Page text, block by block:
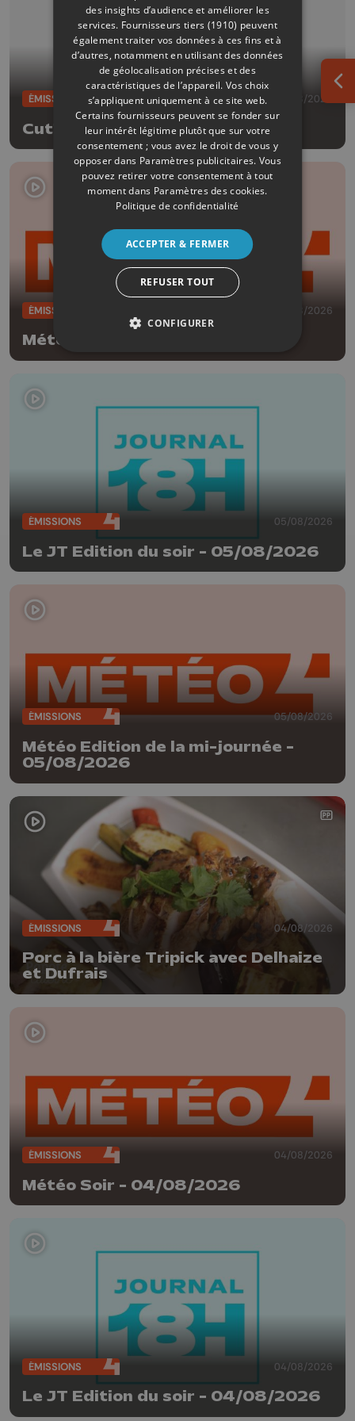
ÉMISSIONS 05/08/2026
Cut!
ÉMISSIONS 05/08/2026
Météo Soir - 05/08/2026
ÉMISSIONS 05/08/2026
Le JT Edition du soir - 05/08/2026
ÉMISSIONS 05/08/2026
Météo Edition de la mi-journée -
05/08/2026
ÉMISSIONS 04/08/2026
Porc à la bière Tripick avec Delhaize
et Dufrais
ÉMISSIONS 04/08/2026
Météo Soir - 04/08/2026
ÉMISSIONS 04/08/2026
Le JT Edition du soir - 04/08/2026
des insights d’audience et améliorer les
services. Fournisseurs tiers (1910) peuvent
également traiter vos données à ces fins et à
d’autres, notamment en utilisant des données
de géolocalisation précises et des
caractéristiques de l’appareil. Vos choix
s’appliquent uniquement à ce site web.
Certains fournisseurs peuvent se fonder sur
leur intérêt légitime plutôt que sur votre
consentement ; vous avez le droit de vous y
opposer dans Paramètres publicitaires. Vous
pouvez retirer votre consentement à tout
moment dans Paramètres des cookies.
Politique de confidentialité
ACCEPTER & FERMER
REFUSER TOUT
CONFIGURER